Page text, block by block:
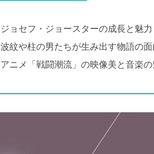
ジョセフ・ジョースターの成長と魅力
波紋や柱の男たちが生み出す物語の
アニメ「戦闘潮流」の映像美と音楽